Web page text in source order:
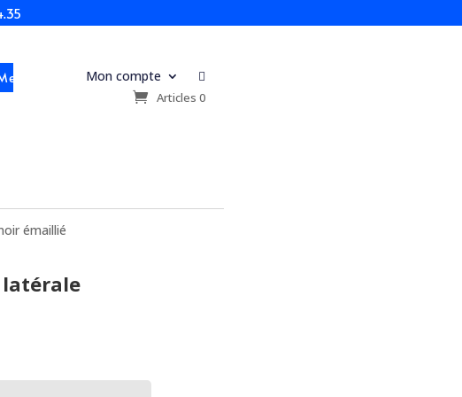
Favoris Mon compte 
Articles 0
émaillié
latérale